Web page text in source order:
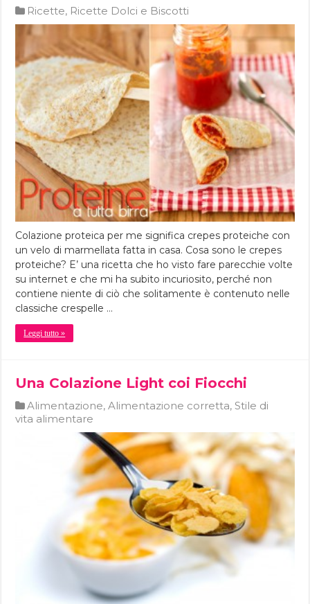
Ricette, Ricette Dolci e Biscotti
Colazione proteica per me significa crepes proteiche con
un velo di marmellata fatta in casa. Cosa sono le crepes
proteiche? E’ una ricetta che ho visto fare parecchie volte
su internet e che mi ha subito incuriosito, perché non
contiene niente di ciò che solitamente è contenuto nelle
classiche crespelle …
Leggi tutto »
Una Colazione Light coi Fiocchi
Alimentazione,Alimentazione corretta,Stile di
vita alimentare